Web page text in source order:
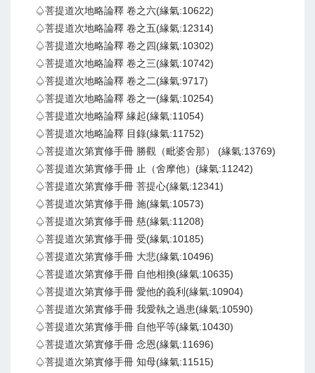
♤菩提道次地略論釋 卷之六(緣氣:10622)
♤菩提道次地略論釋 卷之五(緣氣:12314)
♤菩提道次地略論釋 卷之四(緣氣:10302)
♤菩提道次地略論釋 卷之三(緣氣:10742)
♤菩提道次地略論釋 卷之二(緣氣:9717)
♤菩提道次地略論釋 卷之一(緣氣:10254)
♤菩提道次地略論釋 緣起(緣氣:11054)
♤菩提道次地略論釋 目錄(緣氣:11752)
♤菩提道次第實修手冊 勝觀（毗婆舍那） (緣氣:13769)
♤菩提道次第實修手冊 止（舍摩他）(緣氣:11242)
♤菩提道次第實修手冊 菩提心(緣氣:12341)
♤菩提道次第實修手冊 施(緣氣:10573)
♤菩提道次第實修手冊 慈(緣氣:11208)
♤菩提道次第實修手冊 受(緣氣:10185)
♤菩提道次第實修手冊 大悲(緣氣:10496)
♤菩提道次第實修手冊 自他相換(緣氣:10635)
♤菩提道次第實修手冊 愛他的義利(緣氣:10904)
♤菩提道次第實修手冊 我愛執之過患(緣氣:10590)
♤菩提道次第實修手冊 自他平等(緣氣:10430)
♤菩提道次第實修手冊 念恩(緣氣:11696)
♤菩提道次第實修手冊 知母(緣氣:11515)